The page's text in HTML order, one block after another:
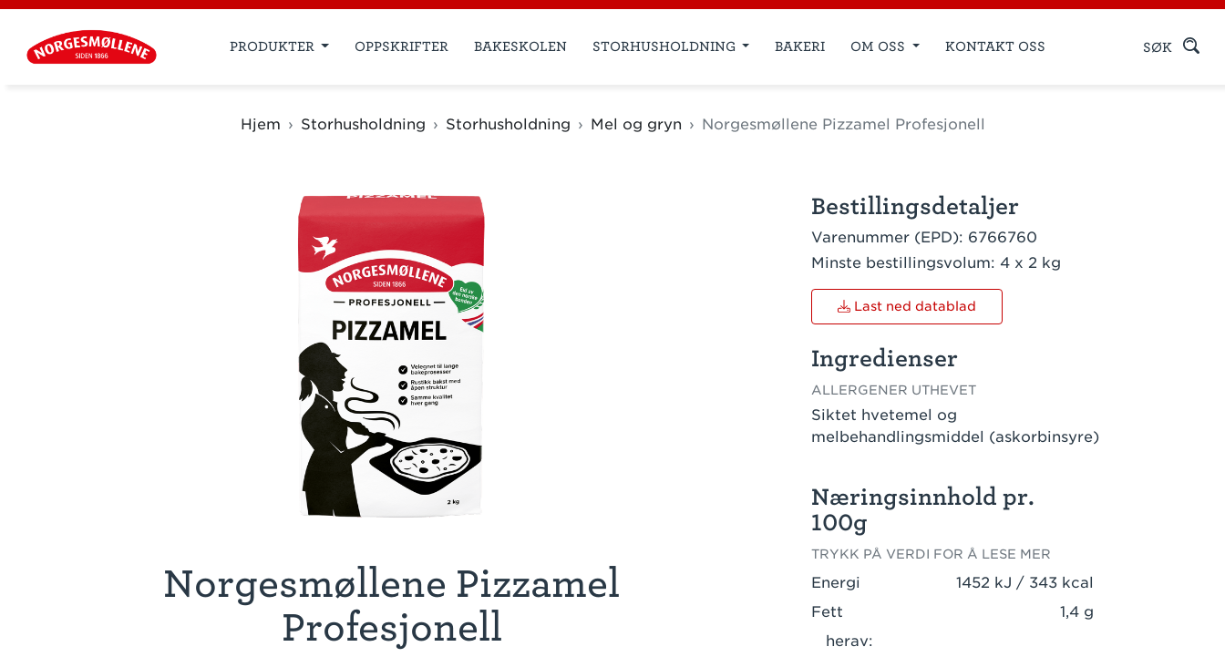
PRODUKTER OPPSKRIFTER BAKESKOLEN STORHUSHOLDNING BAKERI OM OSS KONTAKT OSS SØK
Hjem Storhusholdning Storhusholdning Mel og gryn Norgesmøllene Pizzamel Profesjonell
Norgesmøllene Pizzamel
Profesjonell
Bestillingsdetaljer
Varenummer (EPD): 6766760
Minste bestillingsvolum: 4 x 2 kg
Last ned datablad
Ingredienser
ALLERGENER UTHEVET
Siktet hvetemel og
melbehandlingsmiddel (askorbinsyre)
Næringsinnhold pr.
100g
TRYKK PÅ VERDI FOR Å LESE MER
Energi
1452 kJ / 343 kcal
Fett
1,4 g
herav: